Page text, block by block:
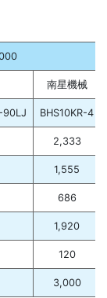
南星機械
90LJ BHS10KR-4
2,333
1,555
686
1,920
120
3,000